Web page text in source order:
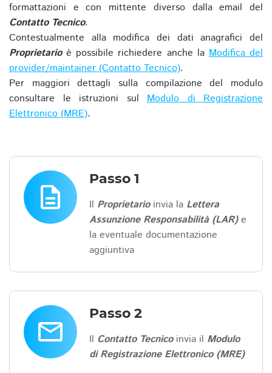
formattazioni e con mittente diverso dalla email del
Contatto Tecnico.
Contestualmente alla modifica dei dati anagrafici del
Proprietarioè possibile richiedere anche laModifica del
provider/maintainer (Contatto Tecnico).
Per maggiori dettagli sulla compilazione del modulo
consultare le istruzioni sul Modulo di Registrazione
Elettronico (MRE).
description
Passo 1
Il Proprietarioinvia la Lettera
Assunzione Responsabilità (LAR)e
la eventuale documentazione
aggiuntiva
email
Passo 2
Il Contatto Tecnicoinvia il Modulo
di Registrazione Elettronico (MRE)